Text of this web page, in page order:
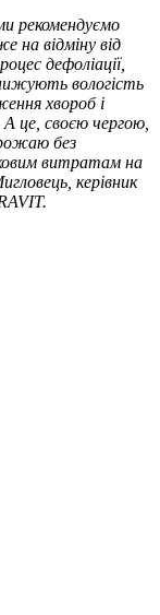
рекомендуємо
на відміну від
дефоліації,
вологість
хвороб і
А це, своєю чергою,
без
витратам на
, керівник